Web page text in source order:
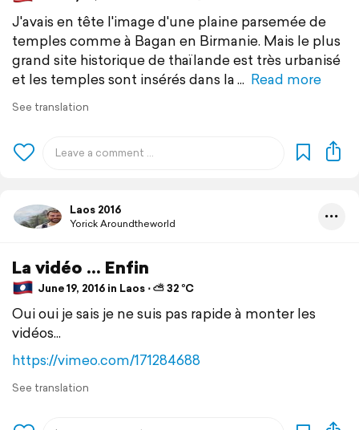
J'avais en tête l'image d'une plaine parsemée de
temples comme à Bagan en Birmanie. Mais le plus
grand site historique de thaïlande est très urbanisé
et les temples sont insérés dans la
Read more
See translation
Laos 2016
Yorick Aroundtheworld
La vidéo ... Enfin
June 19, 2016 in Laos ⋅ ⛅ 32 °C
Oui oui je sais je ne suis pas rapide à monter les
vidéos...
https://vimeo.com/171284688
See translation